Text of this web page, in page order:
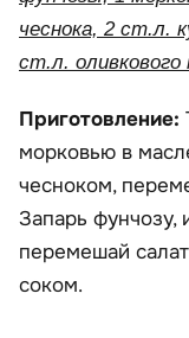
чеснока, 2 ст.л.
ст.л. оливкового
Приготовление:
морковью в
чесноком,
Запарь фунчозу,
перемешай
соком.